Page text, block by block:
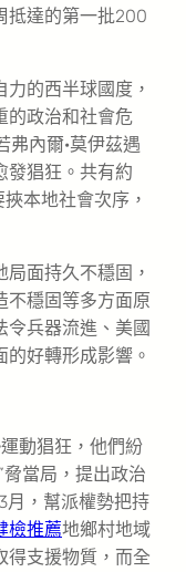
抵達的第一批200
的西半球國度，
的政治和社會危
弗內爾·莫伊茲遇
發猖狂。共有約
本地社會次序，
面持久不穩固，
不穩固等多方面原
令兵器流進、美國
好轉形成影響。
動猖狂，他們紛
當局，提出政治
月，幫派權勢把持
檢推薦地鄉村地域
得支援物質，而全